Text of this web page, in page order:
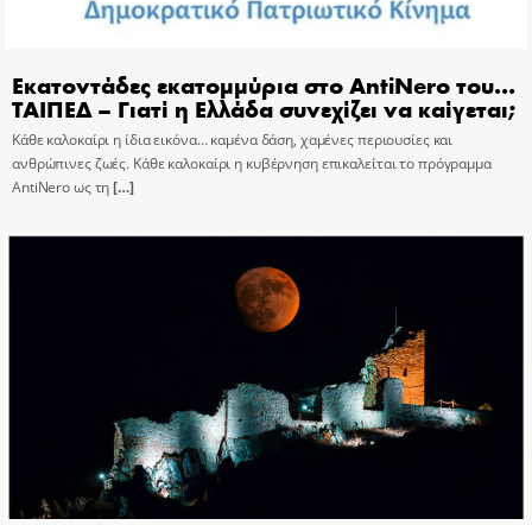
Εκατοντάδες εκατομμύρια στο AntiNero του…
ΤΑΙΠΕΔ – Γιατί η Ελλάδα συνεχίζει να καίγεται;
Κάθε καλοκαίρι η ίδια εικόνα… καμένα δάση, χαμένες περιουσίες και
ανθρώπινες ζωές. Κάθε καλοκαίρι η κυβέρνηση επικαλείται το πρόγραμμα
AntiNero ως τη[…]